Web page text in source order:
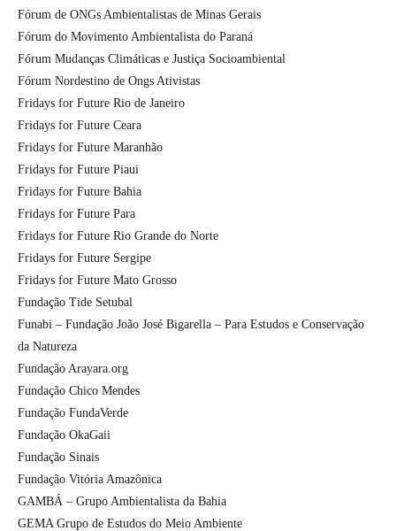
Fórum de ONGs Ambientalistas de Minas Gerais
Fórum do Movimento Ambientalista do Paraná
Fórum Mudanças Climáticas e Justiça Socioambiental
Fórum Nordestino de Ongs Ativistas
Fridays for Future Rio de Janeiro
Fridays for Future Ceara
Fridays for Future Maranhão
Fridays for Future Piaui
Fridays for Future Bahia
Fridays for Future Para
Fridays for Future Rio Grande do Norte
Fridays for Future Sergipe
Fridays for Future Mato Grosso
Fundação Tide Setubal
Funabi – Fundação João José Bigarella – Para Estudos e Conservação
da Natureza
Fundação Arayara.org
Fundação Chico Mendes
Fundação FundaVerde
Fundação OkaGaii
Fundação Sinais
Fundação Vitória Amazônica
GAMBÁ – Grupo Ambientalista da Bahia
GEMA Grupo de Estudos do Meio Ambiente